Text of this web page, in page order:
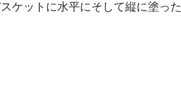
ケットに水平にそして縦に塗った